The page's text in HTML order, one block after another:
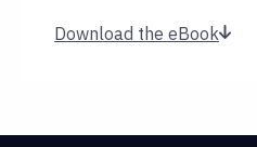
Download the eBook